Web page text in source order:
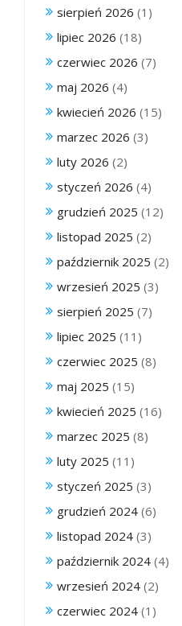
sierpień 2026 (1)
lipiec 2026 (18)
czerwiec 2026 (7)
maj 2026 (4)
kwiecień 2026 (15)
marzec 2026 (3)
luty 2026 (2)
styczeń 2026 (4)
grudzień 2025 (12)
listopad 2025 (2)
październik 2025 (2)
wrzesień 2025 (3)
sierpień 2025 (7)
lipiec 2025 (11)
czerwiec 2025 (8)
maj 2025 (15)
kwiecień 2025 (16)
marzec 2025 (8)
luty 2025 (11)
styczeń 2025 (3)
grudzień 2024 (6)
listopad 2024 (3)
październik 2024 (4)
wrzesień 2024 (2)
czerwiec 2024 (1)